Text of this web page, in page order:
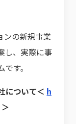
ンの新規事業
し、実際に事
す。
について＜ h
＞